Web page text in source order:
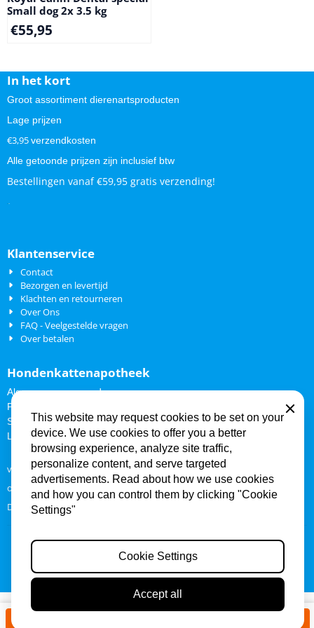
Small dog 2x 3.5 kg
€55,95
In het kort
Groot assortiment dierenartsproducten
Lage prijzen
€3,95verzendkosten
Alle getoonde prijzen zijn inclusief btw
Bestellingen vanaf €59,95 gratis verzending!
Klantenservice
Contact
Bezorgen en levertijd
Klachten en retourneren
Over Ons
FAQ - Veelgestelde vragen
Over betalen
Hondenkattenapotheek
Algemene voorwaarden
Privacy Policy
Sitemap
Links
vlooien en teken middelen hond en kat
ontwormen hond en kat
Dieren medicatie en hulpmiddelen
De waardering van www.hondenkattenapotheek.nl bijWebwinkelKeur
is 9.2/10 gebaseerd op 109 reviews.
© 2019 Hondenkattenapotheek|Gemaakt met hetShoptrader
This website may request cookies to be set on your
device. We use cookies to offer you a better
browsing experience, analyze site traffic,
personalize content, and serve targeted
advertisements. Read about how we use cookies
and how you can control them by clicking "Cookie
Settings"
Close
Cookie Settings
Accept all